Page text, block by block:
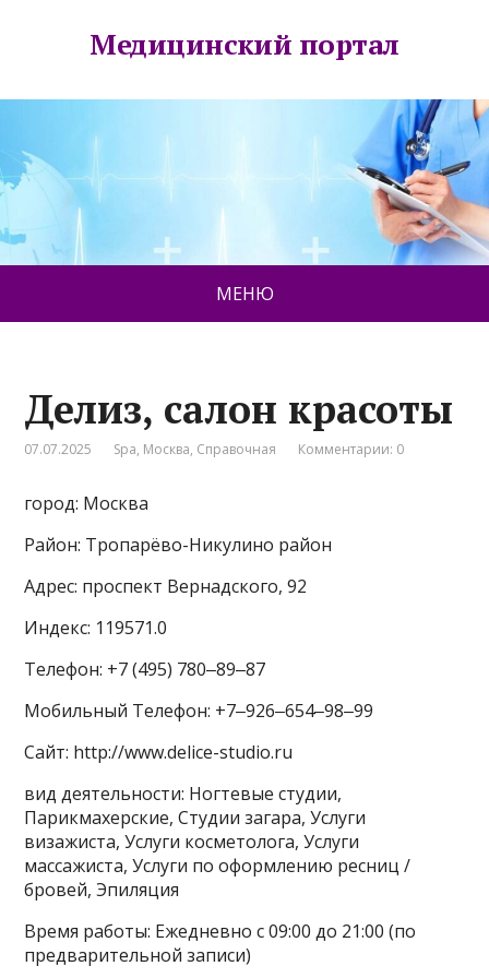
Медицинский портал
МЕНЮ
Делиз, салон красоты
07.07.2025 Spa, Москва, Справочная Комментарии: 0
город: Москва
Район: Тропарёво-Никулино район
Адрес: проспект Вернадского, 92
Индекс: 119571.0
Телефон: +7 (495) 780‒89‒87
Мобильный Телефон: +7‒926‒654‒98‒99
Сайт: http://www.delice-studio.ru
вид деятельности: Ногтевые студии,
Парикмахерские, Студии загара, Услуги
визажиста, Услуги косметолога, Услуги
массажиста, Услуги по оформлению ресниц /
бровей, Эпиляция
Время работы: Ежедневно с 09:00 до 21:00 (по
предварительной записи)